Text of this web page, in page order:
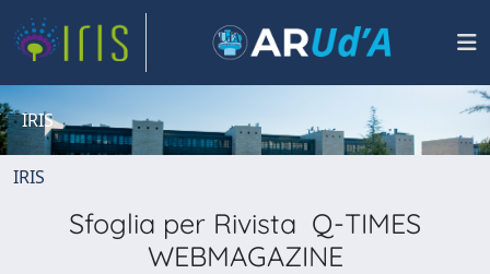
IRIS
IRIS
Sfoglia per Rivista Q-TIMES
WEBMAGAZINE